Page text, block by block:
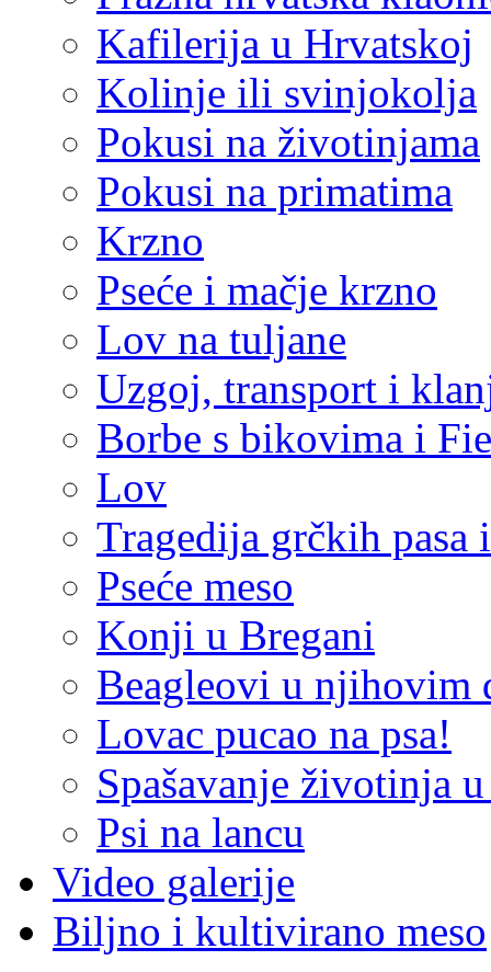
Kafilerija u Hrvatskoj
Kolinje ili svinjokolja
Pokusi na životinjama
Pokusi na primatima
Krzno
Pseće i mačje krzno
Lov na tuljane
Uzgoj, transport i
Borbe s bikovima i
Lov
Tragedija grčkih pasa
Pseće meso
Konji u Bregani
Beagleovi u njihovim
Lovac pucao na psa!
Spašavanje životinja
Psi na lancu
Video galerije
Biljno i kultivirano meso